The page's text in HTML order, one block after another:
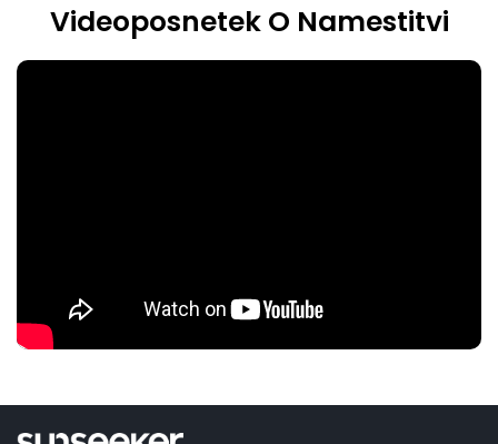
Videoposnetek O Namestitvi